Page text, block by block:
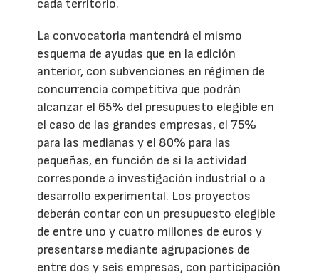
cada territorio.
La convocatoria mantendrá el mismo
esquema de ayudas que en la edición
anterior, con subvenciones en régimen de
concurrencia competitiva que podrán
alcanzar el 65% del presupuesto elegible en
el caso de las grandes empresas, el 75%
para las medianas y el 80% para las
pequeñas, en función de si la actividad
corresponde a investigación industrial o a
desarrollo experimental. Los proyectos
deberán contar con un presupuesto elegible
de entre uno y cuatro millones de euros y
presentarse mediante agrupaciones de
entre dos y seis empresas, con participación